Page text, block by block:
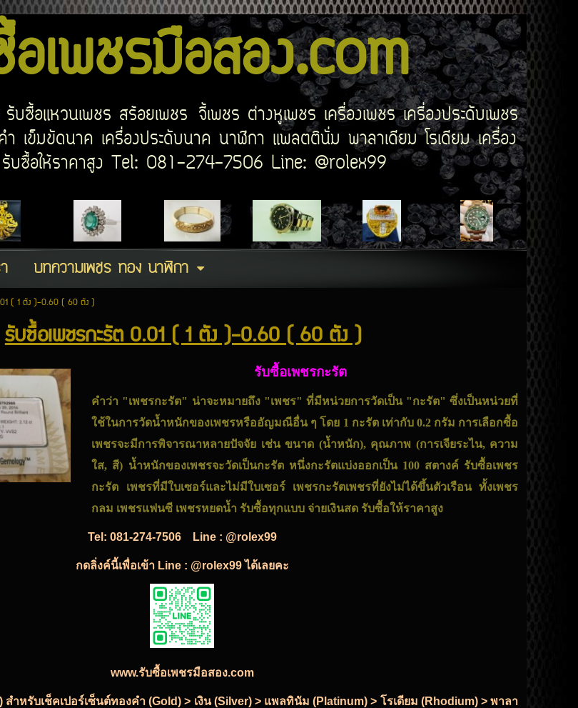
เพชรมือสอง.com
บซื้อแหวนเพชร สร้อยเพชร จี้เพชร ต่างหูเพชร เครื่องเพชร เครื่องประดับเพชร
เข็มขัดนาค เครื่องประดับนาค นาฬิกา แพลตตินั่ม พาลาเดียม โรเดียม เครื่อง
รับซื้อให้ราคาสูง Tel: 081-274-7506 Line: @rolex99
บทความเพชร ทอง นาฬิกา
( 1 ตัง )-0.60 ( 60 ตัง )
รับซื้อเพชรกะรัต 0.01 ( 1 ตัง )-0.60 ( 60 ตัง )
รับซื้อเพชรกะรัต
คำว่า "เพชรกะรัต" น่าจะหมายถึง "เพชร" ที่มีหน่วยการวัดเป็น "กะรัต" ซึ่งเป็นหน่วยที่
ใช้ในการวัดน้ำหนักของเพชรหรืออัญมณีอื่น ๆ โดย 1 กะรัต เท่ากับ 0.2 กรัม การเลือกซื้อ
เพชรจะมีการพิจารณาหลายปัจจัย เช่น ขนาด (น้ำหนัก), คุณภาพ (การเจียระไน, ความ
ใส, สี) น้ำหนักของเพชรจะวัดเป็นกะรัต หนึ่งกะรัตแบ่งออกเป็น 100 สตางค์ รับซื้อเพชร
กะรัต เพชรที่มีใบเซอร์และไม่มีใบเซอร์ เพชรกะรัตเพชรที่ยังไม่ได้ขึ้นตัวเรือน ทั้งเพชร
กลม เพชรแฟนซี เพชรหยดน้ำ รับซื้อทุกแบบ จ่ายเงินสด รับซื้อให้ราคาสูง
Tel: 081-274-7506 Line : @rolex99
กดลิ่งค์นี้เพื่อเข้า Line : @rolex99 ได้เลยคะ
www.รับซื้อเพชรมือสอง.com
สำหรับเช็คเปอร์เซ็นต์ทองคำ (Gold) > เงิน (Silver) > แพลทินัม (Platinum) > โรเดียม (Rhodium) > พาลา